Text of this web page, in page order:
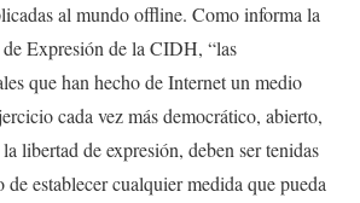
al mundo offline. Como informa la
Expresión de la CIDH, “las
que han hecho de Internet un medio
cada vez más democrático, abierto,
libertad de expresión, deben ser tenidas
de establecer cualquier medida que pueda